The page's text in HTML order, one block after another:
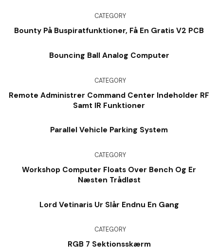
CATEGORY
Bounty På Buspiratfunktioner, Få En Gratis V2 PCB
Bouncing Ball Analog Computer
CATEGORY
Remote Administrer Command Center Indeholder RF
Samt IR Funktioner
Parallel Vehicle Parking System
CATEGORY
Workshop Computer Floats Over Bench Og Er
Næsten Trådløst
Lord Vetinaris Ur Slår Endnu En Gang
CATEGORY
RGB 7 Sektionsskærm